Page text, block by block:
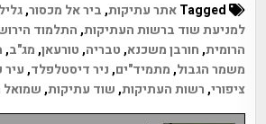
אתר עתיקות,ביר אל מכסור,
למניעת שוד ברשות העתיקות,התלמוד
הרומית,חורבן משכנא,טבריה,טורעאן,מג"ב,
משמר הגבול,מתמיד"ים,ניר דיסטלפלד,עיר
ציפורי,רשות העתיקות,שוד עתיקות,שמואל